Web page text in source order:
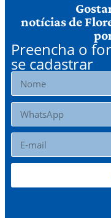
notícias de
Preencha o
se cadastrar